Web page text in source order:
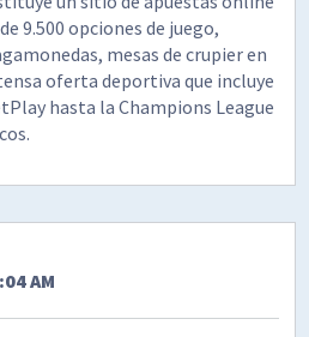
9.500 opciones de juego,
mesas de crupier en
oferta deportiva que incluye
hasta la Champions League
AM